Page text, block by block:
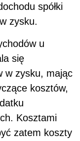
spółki
zysku.
u
się
w zysku, mając
kosztów,
Kosztami
zatem koszty